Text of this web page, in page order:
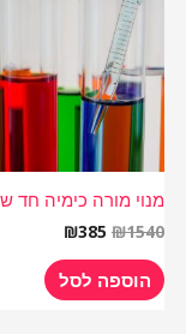
מנוי מורה כימיה חד
₪1540
₪385
הוספה לסל